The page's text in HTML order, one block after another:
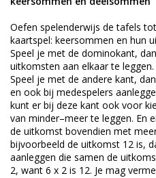
Oefen spelenderwijs de tafels
kaartspel: keersommen en hun
Speel je met de dominokant,
uitkomsten aan elkaar te
Speel je met de andere kant,
en ook bij medespelers
kunt er bij deze kant ook voor
van minder–meer te leggen. En
de uitkomst bovendien met
bijvoorbeeld de uitkomst 12 is,
aanleggen die samen de
2, want 6 x 2 is 12. Je mag